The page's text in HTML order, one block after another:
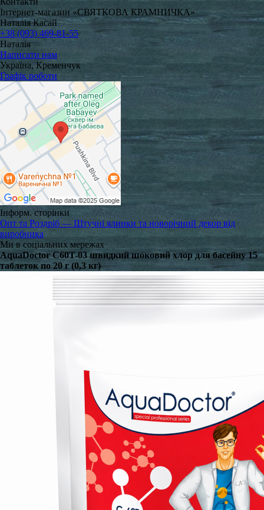
Інтернет-магазин «СВЯТКОВА КРАМНИЧКА»
Наталія Касай
+38 (093) 469-81-55
Наталія
Написати нам
Україна, Кременчук
Графік роботи
Інформ. сторінки
Опт та Роздріб — Штучні ялинки та новорічний декор від
виробника
Ми в соціальних мережах
AquaDoctor C60T-03 швидкий шоковий хлор для басейну 15
таблеток по 20 г (0,3 кг)